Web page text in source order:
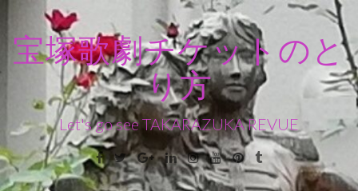
ン
ス
キ
宝塚歌劇チケットのと
り方
Let's go see TAKARAZUKA REVUE
Facebook
TwitterGoogle+LinkedinInstagram
YoutubePinterest
Tumblr